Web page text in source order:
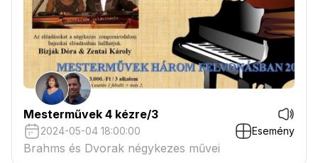
Mesterművek 4 kézre/3
2024-05-04 18:00:00 Esemény
Brahms és Dvorak négykezes művei